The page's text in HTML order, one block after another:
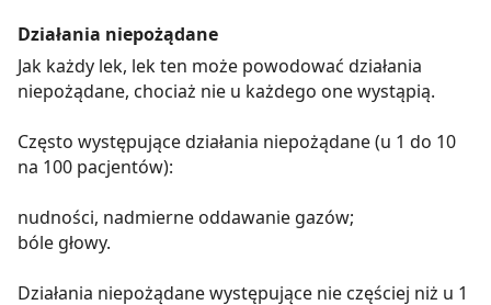
Działania niepożądane
Jak każdy lek, lek ten może powodować działania
niepożądane, chociaż nie u każdego one wystąpią.
Często występujące działania niepożądane (u 1 do 10
na 100 pacjentów):
nudności, nadmierne oddawanie gazów;
bóle głowy.
Działania niepożądane występujące nie częściej niż u 1